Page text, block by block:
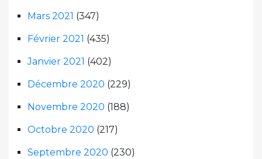
Mars 2021 (347)
Février 2021 (435)
Janvier 2021 (402)
Décembre 2020 (229)
Novembre 2020 (188)
Octobre 2020 (217)
Septembre 2020 (230)